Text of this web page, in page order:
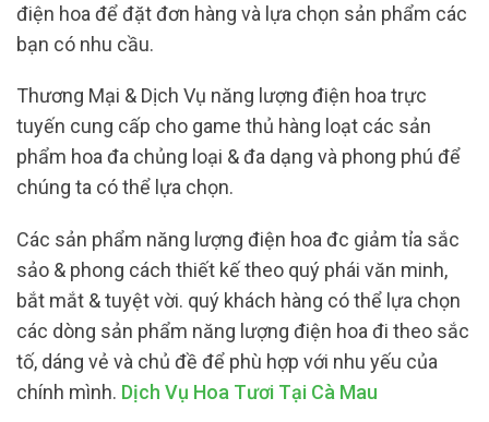
điện hoa để đặt đơn hàng và lựa chọn sản phẩm các
bạn có nhu cầu.
Thương Mại & Dịch Vụ năng lượng điện hoa trực
tuyến cung cấp cho game thủ hàng loạt các sản
phẩm hoa đa chủng loại & đa dạng và phong phú để
chúng ta có thể lựa chọn.
Các sản phẩm năng lượng điện hoa đc giảm tỉa sắc
sảo & phong cách thiết kế theo quý phái văn minh,
bắt mắt & tuyệt vời. quý khách hàng có thể lựa chọn
các dòng sản phẩm năng lượng điện hoa đi theo sắc
tố, dáng vẻ và chủ đề để phù hợp với nhu yếu của
chính mình. Dịch Vụ Hoa Tươi Tại Cà Mau